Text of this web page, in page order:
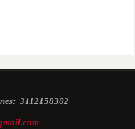
3112158302